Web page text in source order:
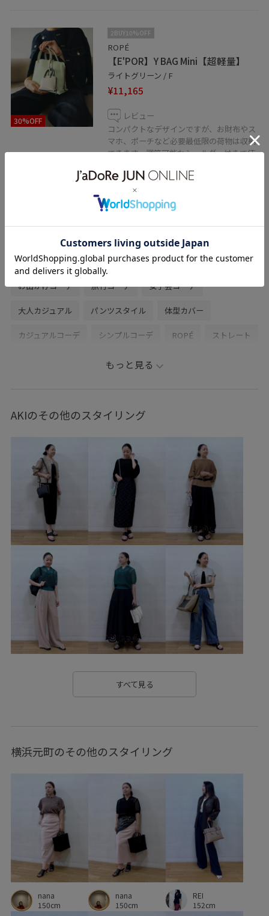
30%OFF
2BUY10%OFF
ROPÉ
【E'POR】Y BAG Mini【超軽量】
ライトグリーン / F
¥11,165
レビュー
コンパクトなデザインですが、お財布やス
マホ、ポーチなど必要最低限の荷物は収納
できます。調節可能なショルダー付きで使
配色がかわいく、コーディネートのアクセ
ントに◎
関連タグ
初夏コーデ 夏コーデ お仕事コーデ デートコーデ
お出かけコーデ 旅行コーデ 女子会コーデ
大人カジュアル パンツスタイル 体型カバー
カジュアルコーデ シンプルコーデ ROPÉ ストレート
トップス
GGX85100 25AW_ROPÉ
26SS15 26SS_ROPÉ 2WAYで使える
accessories E'POR_mini GG coolstyle 02
GG coolstyle 03 GG coolstyle 07 popup0206
PRE AUTUMN 2025 ROPÉ KNIT ROPÉ TOPS
rope2000 ROPÉ_RECOMMEND BOTTOMS
specialweek YBAG_Mini 【E'POR】
きちんと感 さらっとした肌触り
さらりとした さらりと快適 エレガント
オフィス オフィスカジュアル カジュアル
サイドファスナー サマーニット
スッキリ スッキリ見え ストラップ
パンツにもスカートにも
ビジネス フレアスカート
フレンチスリーブ プルオーバー
ポリエステル ミニバッグ ライラック リサイクル
リネン ワンピース ワンポイントになる 上品
二の腕が隠れる 伸縮性 内ポケット 収納力
もっと見る
AKIのその他のスタイリング
すべて見る
横浜元町のその他のスタイリング
nana
150cm
nana
150cm
REI
152cm